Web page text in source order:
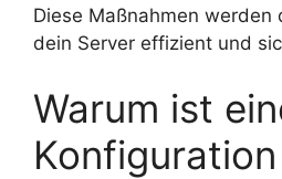
Diese Maßnahmen werden
dein Server effizient und
Warum ist